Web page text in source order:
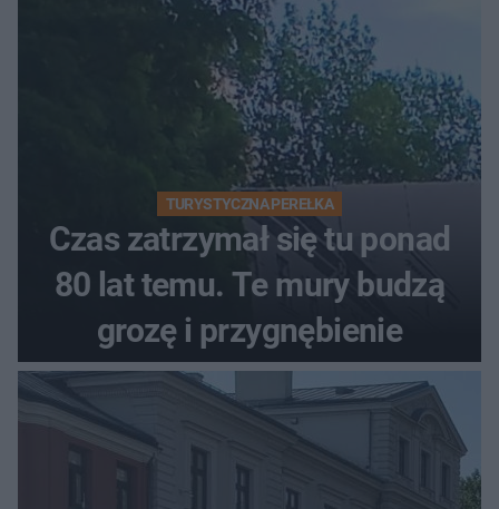
TURYSTYCZNA PEREŁKA
Czas zatrzymał się tu ponad
80 lat temu. Te mury budzą
grozę i przygnębienie